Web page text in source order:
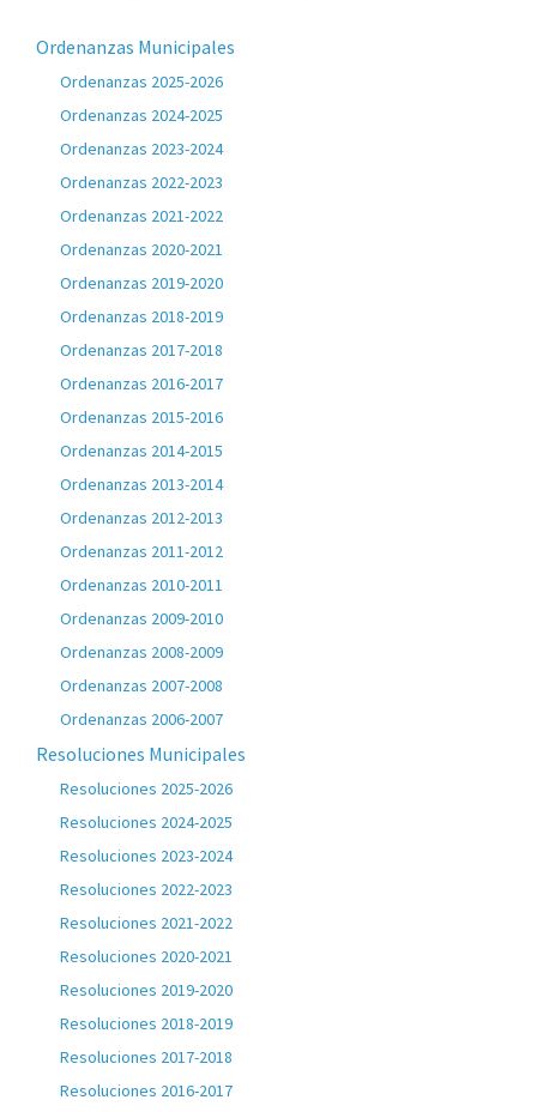
Ordenanzas Municipales
Ordenanzas 2025-2026
Ordenanzas 2024-2025
Ordenanzas 2023-2024
Ordenanzas 2022-2023
Ordenanzas 2021-2022
Ordenanzas 2020-2021
Ordenanzas 2019-2020
Ordenanzas 2018-2019
Ordenanzas 2017-2018
Ordenanzas 2016-2017
Ordenanzas 2015-2016
Ordenanzas 2014-2015
Ordenanzas 2013-2014
Ordenanzas 2012-2013
Ordenanzas 2011-2012
Ordenanzas 2010-2011
Ordenanzas 2009-2010
Ordenanzas 2008-2009
Ordenanzas 2007-2008
Ordenanzas 2006-2007
Resoluciones Municipales
Resoluciones 2025-2026
Resoluciones 2024-2025
Resoluciones 2023-2024
Resoluciones 2022-2023
Resoluciones 2021-2022
Resoluciones 2020-2021
Resoluciones 2019-2020
Resoluciones 2018-2019
Resoluciones 2017-2018
Resoluciones 2016-2017